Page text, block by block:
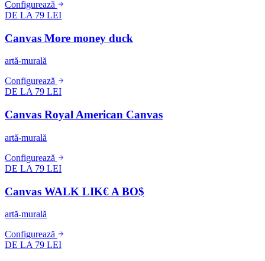
Configurează
DE LA 79 LEI
Canvas More money duck
artă-murală
Configurează
DE LA 79 LEI
Canvas Royal American Canvas
artă-murală
Configurează
DE LA 79 LEI
Canvas WALK LIK€ A BO$
artă-murală
Configurează
DE LA 79 LEI